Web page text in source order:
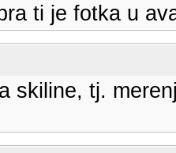
ti je fotka u
skiline, tj.